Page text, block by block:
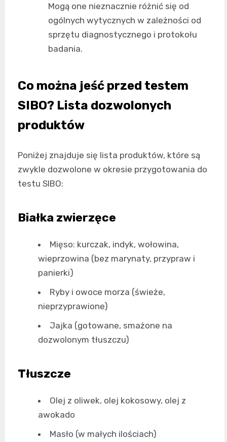
Mogą one nieznacznie różnić się od
ogólnych wytycznych w zależności od
sprzętu diagnostycznego i protokołu
badania.
Co można jeść przed testem
SIBO? Lista dozwolonych
produktów
Poniżej znajduje się lista produktów, które są
zwykle dozwolone w okresie przygotowania do
testu SIBO:
Białka zwierzęce
Mięso: kurczak, indyk, wołowina,
wieprzowina (bez marynaty, przypraw i
panierki)
Ryby i owoce morza (świeże,
nieprzyprawione)
Jajka (gotowane, smażone na
dozwolonym tłuszczu)
Tłuszcze
Olej z oliwek, olej kokosowy, olej z
awokado
Masło (w małych ilościach)